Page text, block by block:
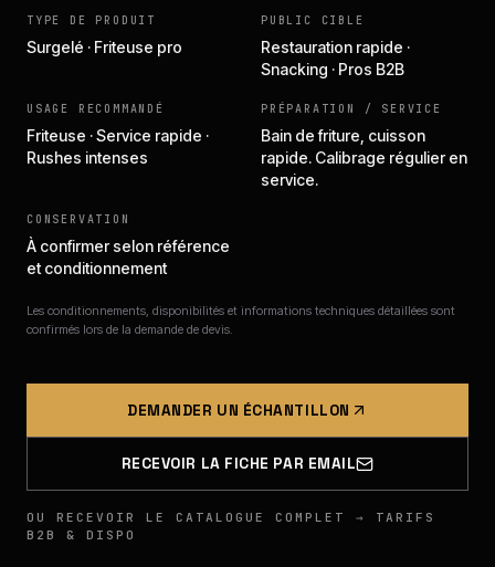
TYPE DE PRODUIT
Surgelé · Friteuse pro
PUBLIC CIBLE
Restauration rapide ·
Snacking · Pros B2B
USAGE RECOMMANDÉ
Friteuse · Service rapide ·
Rushes intenses
PRÉPARATION / SERVICE
Bain de friture, cuisson
rapide. Calibrage régulier en
service.
CONSERVATION
À confirmer selon référence
et conditionnement
Les conditionnements, disponibilités et informations techniques détaillées sont
confirmés lors de la demande de devis.
DEMANDER UN ÉCHANTILLON
RECEVOIR LA FICHE PAR EMAIL
OU RECEVOIR LE CATALOGUE COMPLET → TARIFS
B2B & DISPO